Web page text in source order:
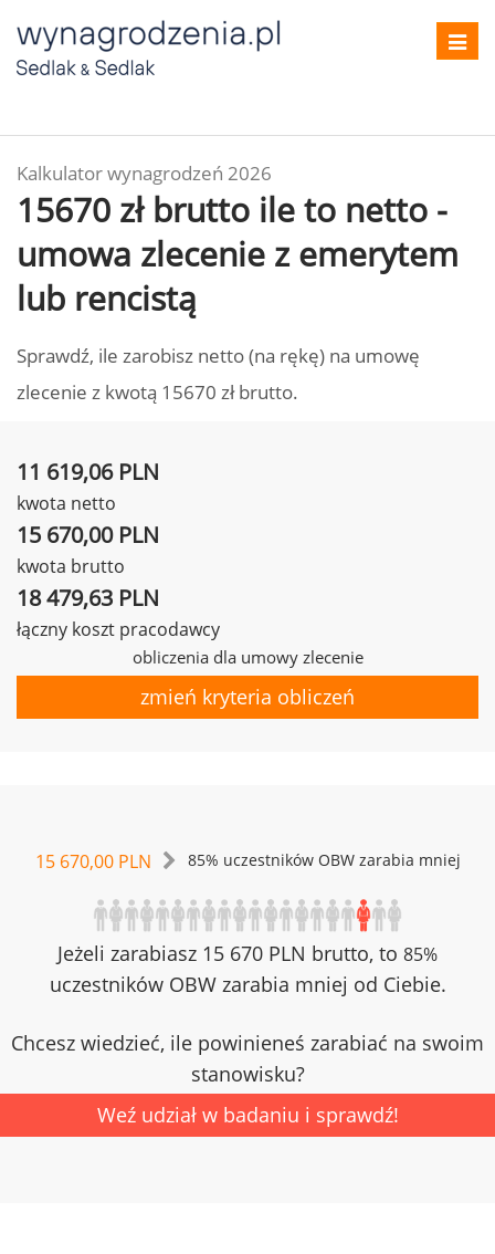
Kalkulator wynagrodzeń 2026
15670 zł brutto ile to netto -
umowa zlecenie z emerytem
lub rencistą
Sprawdź, ile zarobisz netto (na rękę) na umowę
zlecenie z kwotą 15670 zł brutto.
11 619,06 PLN
kwota netto
15 670,00 PLN
kwota brutto
18 479,63 PLN
łączny koszt pracodawcy
obliczenia dla umowy zlecenie
zmień kryteria obliczeń
15 670,00 PLN 85% uczestników OBW zarabia mniej
Jeżeli zarabiasz 15 670 PLN brutto, to 85%
uczestników OBW zarabia mniej od Ciebie.
Chcesz wiedzieć, ile powinieneś zarabiać na swoim
stanowisku?
Weź udział w badaniu i sprawdź!